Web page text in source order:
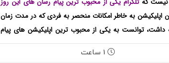
د
و
ن
ا
م
اپلیکیشن به خاطر امکانات منحصر به فردی که در مدت زمان
داشت، توانست به یکی از محبوب ترین اپلیکیشن های پیام
تبدیل شود.
بصورت حرفه ای نحوه کار با